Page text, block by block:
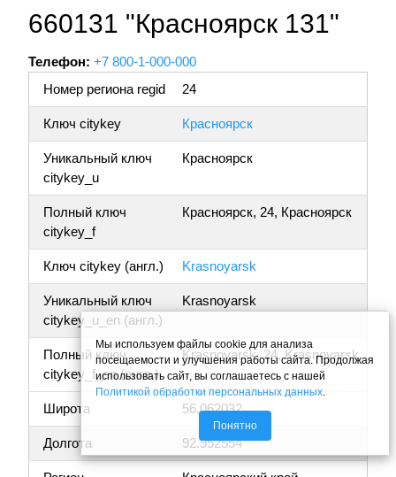
660131 "Красноярск 131"
Телефон: +7 800-1-000-000
Номер региона regid
24
Ключ citykey Красноярск
Уникальный ключ
citykey_u
Красноярск
Полный ключ
citykey_f
Красноярск, 24, Красноярск
Ключ citykey (англ.) Krasnoyarsk
Уникальный ключ
citykey_u_en (англ.)
Krasnoyarsk
Полный ключ
citykey_f_en (англ.)
Krasnoyarsk, 24, Krasnoyarsk
Широта 56.062032
Долгота 92.952554
Мы используем файлы cookie для анализа
посещаемости и улучшения работы сайта. Продолжая
использовать сайт, вы соглашаетесь с нашей
Политикой обработки персональных данных.
Понятно